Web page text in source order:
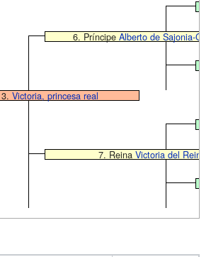
6. Príncipe Alberto de Sajonia-
3. Victoria, princesa real
7. Reina Victoria del Reino